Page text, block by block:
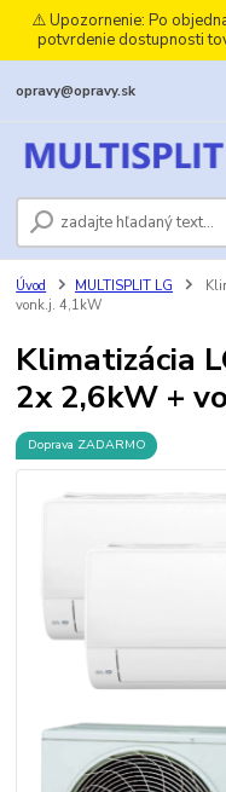
⚠️ Upozornenie: Po
potvrdenie dostupnosti
opravy@opravy.sk
Úvod MULTISPLIT LG
vonk.j. 4,1kW
Klimatizácia
2x 2,6kW +
Doprava ZADARMO